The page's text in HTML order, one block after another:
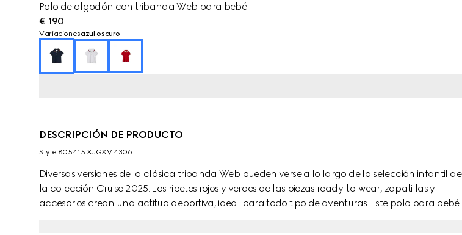
Polo de algodón con tribanda Web para bebé
€ 190
Variacionesazul oscuro
DESCRIPCIÓN DE PRODUCTO
Style ‎805415 XJGXV 4306
Diversas versiones de la clásica tribanda Web pueden verse a lo largo de la selección infantil de
la colección Cruise 2025. Los ribetes rojos y verdes de las piezas ready-to-wear, zapatillas y
accesorios crean una actitud deportiva, ideal para todo tipo de aventuras. Este polo para bebé